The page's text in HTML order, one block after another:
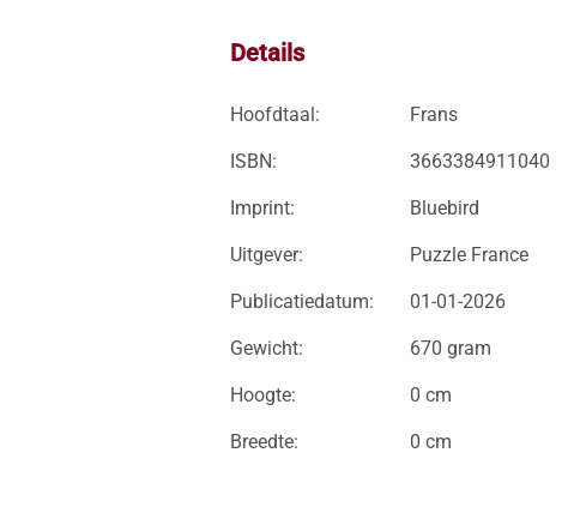
Details
Hoofdtaal: Frans
ISBN: 3663384911040
Imprint: Bluebird
Uitgever: Puzzle France
Publicatiedatum: 01-01-2026
Gewicht: 670 gram
Hoogte: 0 cm
Breedte: 0 cm